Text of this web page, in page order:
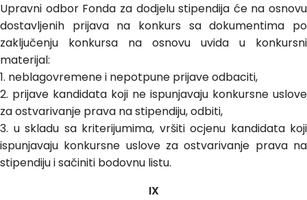
Upravni odbor Fonda za dodjelu stipendija će na osnovu
dostavljenih prijava na konkurs sa dokumentima po
zaključenju konkursa na osnovu uvida u konkursni
materijal:
1. neblagovremene i nepotpune prijave odbaciti,
2. prijave kandidata koji ne ispunjavaju konkursne uslove
za ostvarivanje prava na stipendiju, odbiti,
3. u skladu sa kriterijumima, vršiti ocjenu kandidata koji
ispunjavaju konkursne uslove za ostvarivanje prava na
stipendiju i sačiniti bodovnu listu.
IX